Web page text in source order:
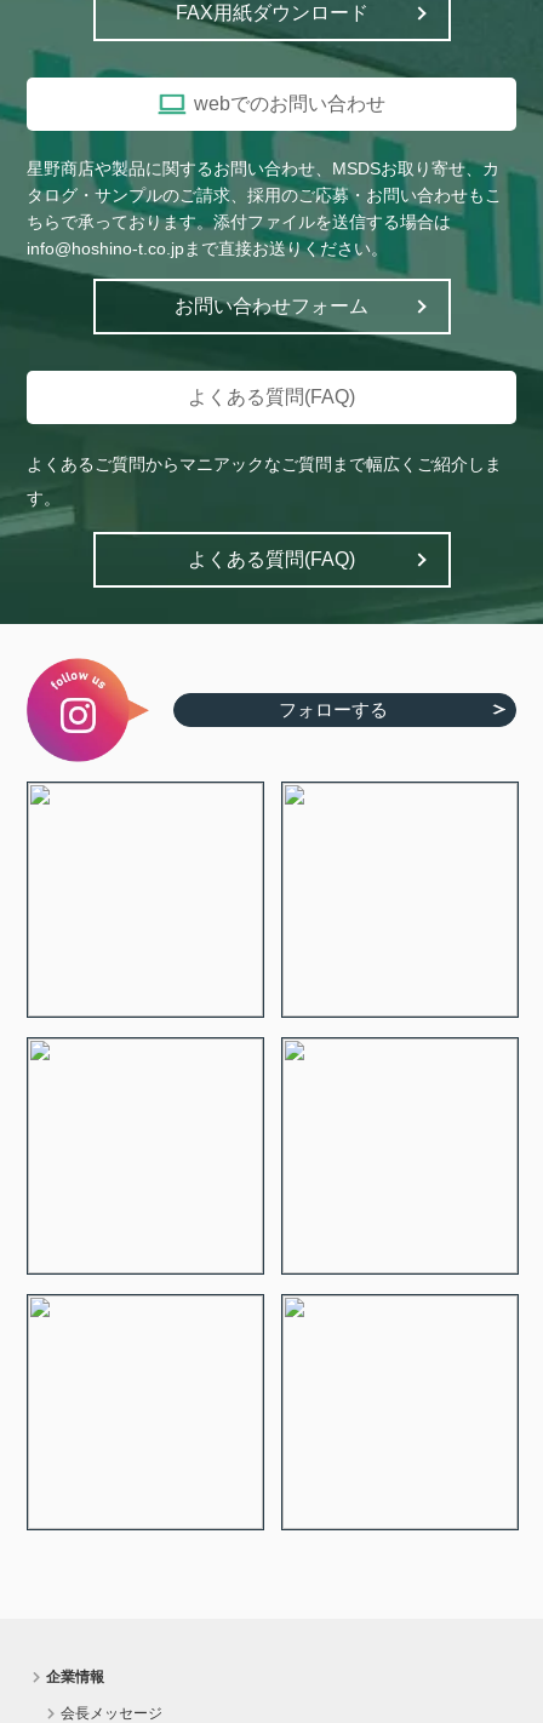
FAX用紙ダウンロード
webでのお問い合わせ
星野商店や製品に関するお問い合わせ、MSDSお取り寄せ、カ
タログ・サンプルのご請求、採用のご応募・お問い合わせもこ
ちらで承っております。添付ファイルを送信する場合は
info@hoshino-t.co.jpまで直接お送りください。
お問い合わせフォーム
よくある質問(FAQ)
よくあるご質問からマニアックなご質問まで幅広くご紹介しま
す。
よくある質問(FAQ)
フォローする
企業情報
会長メッセージ